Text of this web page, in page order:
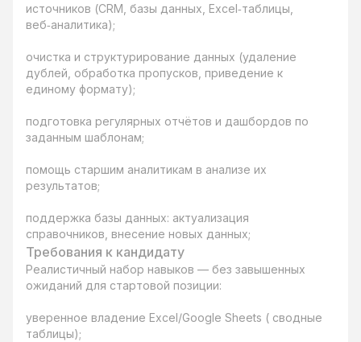
источников (CRM, базы данных, Excel‑таблицы,
веб‑аналитика);
очистка и структурирование данных (удаление
дублей, обработка пропусков, приведение к
единому формату);
подготовка регулярных отчётов и дашбордов по
заданным шаблонам;
помощь старшим аналитикам в анализе их
результатов;
поддержка базы данных: актуализация
справочников, внесение новых данных;
Требования к кандидату
Реалистичный набор навыков — без завышенных
ожиданий для стартовой позиции:
уверенное владение Excel/Google Sheets ( сводные
таблицы);